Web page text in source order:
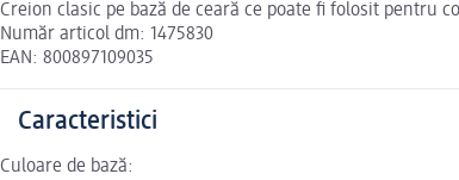
Creion clasic pe bază de ceară ce poate fi folosit pentru
Număr articol dm: 1475830
EAN: 800897109035
Caracteristici
Culoare de bază: